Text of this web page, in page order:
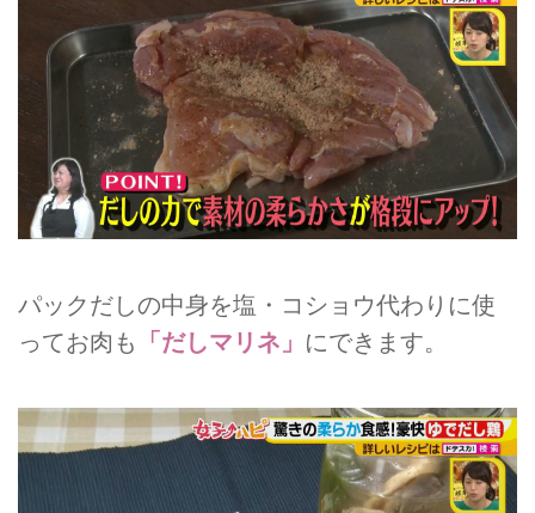
パックだしの中身を塩・コショウ代わりに使
ってお肉も
「だしマリネ」 にできます。